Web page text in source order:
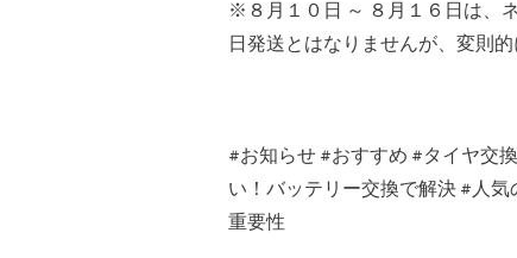
※８月１０日 ～ ８月１６日は、
日発送とはなりませんが、変則
#お知らせ #おすすめ #タイヤ交
い！バッテリー交換で解決 # 人
重要性